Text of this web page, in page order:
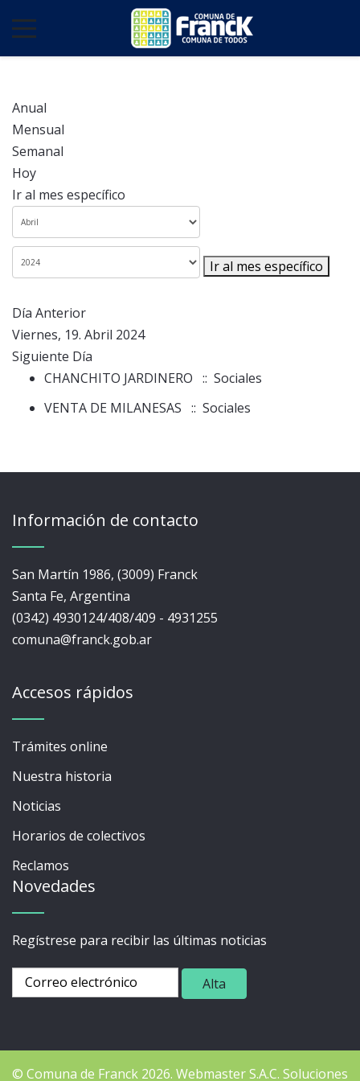
Anual
Mensual
Semanal
Hoy
Ir al mes específico
Ir al mes específico
Día Anterior
Viernes, 19. Abril 2024
Siguiente Día
CHANCHITO JARDINERO :: Sociales
VENTA DE MILANESAS :: Sociales
Información de contacto
San Martín 1986, (3009) Franck
Santa Fe, Argentina
(0342) 4930124/408/409 - 4931255
comuna@franck.gob.ar
Accesos rápidos
Trámites online
Nuestra historia
Noticias
Horarios de colectivos
Reclamos
Novedades
Regístrese para recibir las últimas noticias
© Comuna de Franck 2026. WebmasterS.A.C. Soluciones